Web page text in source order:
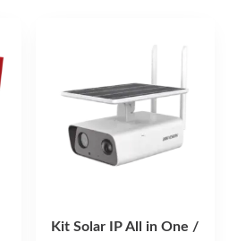
Kit Solar IP All in One /